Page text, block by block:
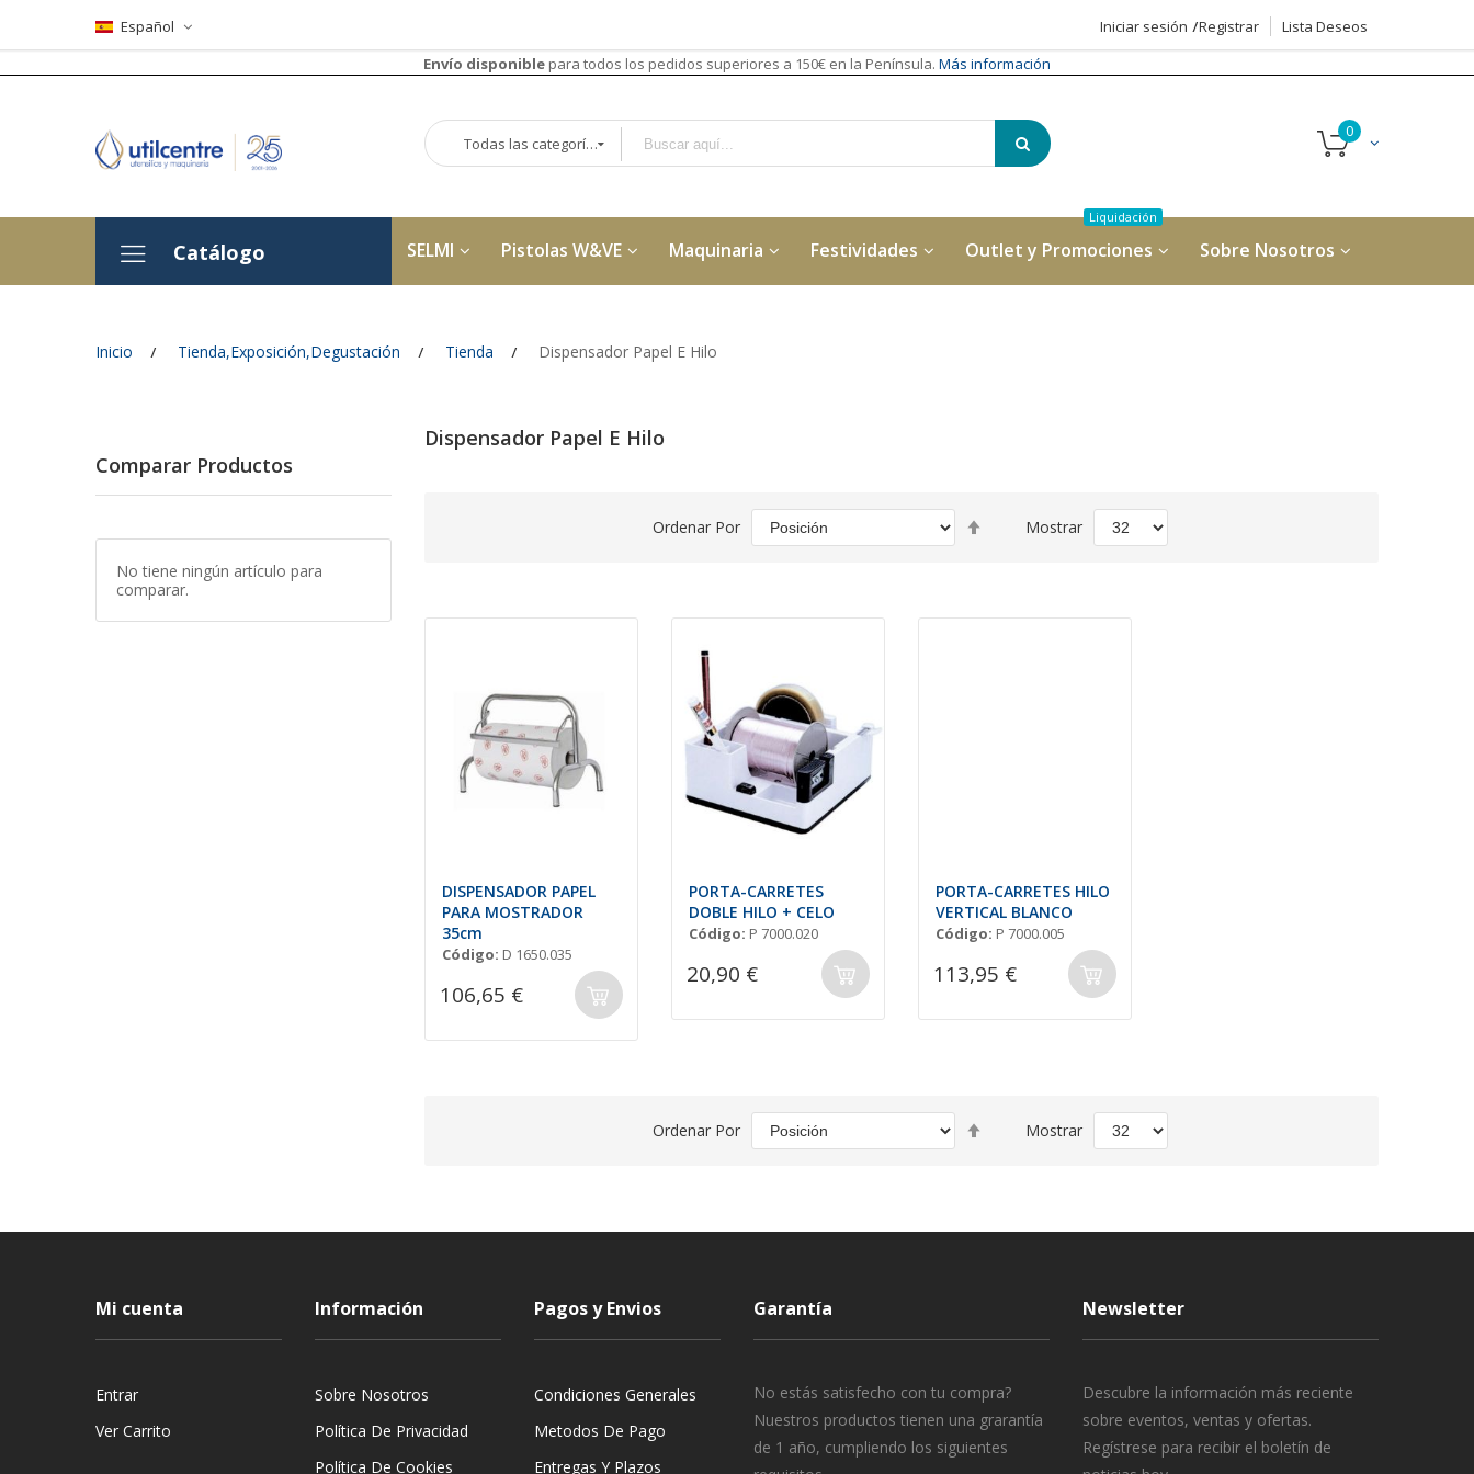
Español Iniciar sesión Registrar
Lista Deseos
Envío disponible para todos los pedidos superiores a 150€ en la Península. Más información
Todas las categorías
Catálogo SELMI Pistolas W&VE Maquinaria Festividades Outlet y Promociones Sobre Nosotros
Inicio Tienda,Exposición,Degustación Tienda Dispensador Papel E Hilo
Dispensador Papel E Hilo
Ordenar Por Mostrar
DISPENSADOR PAPEL
PARA MOSTRADOR
35cm
Código: D 1650.035
106,65 €
PORTA-CARRETES
DOBLE HILO + CELO
Código: P 7000.020
20,90 €
PORTA-CARRETES HILO
VERTICAL BLANCO
Código: P 7000.005
113,95 €
Ordenar Por Mostrar
Comparar Productos
No tiene ningún artículo para
comparar.
Mi cuenta
Entrar
Ver Carrito
Información
Sobre Nosotros
Política De Privacidad
Política De Cookies
Pagos y Envios
Condiciones Generales
Metodos De Pago
Entregas Y Plazos
Garantía
No estás satisfecho con tu compra?
Nuestros productos tienen una grarantía
de 1 año, cumpliendo los siguientes
Newsletter
Descubre la información más reciente
sobre eventos, ventas y ofertas.
Regístrese para recibir el boletín de